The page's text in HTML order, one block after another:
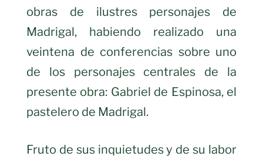
obras de ilustres personajes de
Madrigal, habiendo realizado una
veintena de conferencias sobre uno
de los personajes centrales de la
presente obra: Gabriel de Espinosa, el
pastelero de Madrigal.
Fruto de sus inquietudes y de su labor